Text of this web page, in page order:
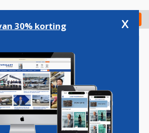
Check in
Podcasts Vacatures
30% korting x